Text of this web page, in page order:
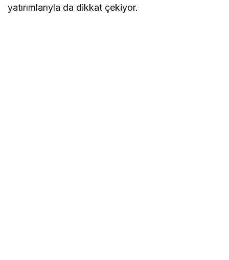
yatırımlarıyla da dikkat çekiyor.